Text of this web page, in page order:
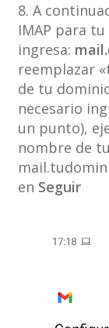
8. A
IMAP para
ingresa:
reemplazar
de tu
necesario
un punto),
nombre de
en Seguir